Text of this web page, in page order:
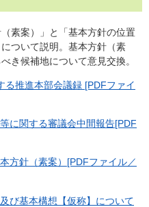
素案）」と「基本方針の位置
ついて説明。基本方針（素
き候補地について意見交換。
推進本部会議録 [PDFファイ
に関する審議会中間報告[PDF
方針（素案）[PDFファイル／
び基本構想【仮称】について